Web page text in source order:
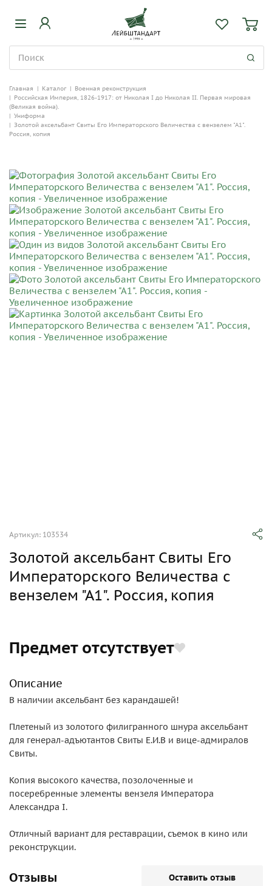
Главная | Каталог | Военная реконструкция
| Российская Империя, 1826-1917: от Николая I до Николая II. Первая мировая
(Великая война).
| Униформа
| Золотой аксельбант Свиты Его Императорского Величества с вензелем "А1".
Россия, копия
Артикул: 103534
Золотой аксельбант Свиты Его
Императорского Величества с
вензелем "А1". Россия, копия
Предмет отсутствует
Описание
В наличии аксельбант без карандашей!
Плетеный из золотого филигранного шнура аксельбант
для генерал-адъютантов Свиты Е.И.В и вице-адмиралов
Свиты.
Копия высокого качества, позолоченные и
посеребренные элементы вензеля Императора
Александра I.
Отличный вариант для реставрации, съемок в кино или
реконструкции.
Отзывы Оставить отзыв